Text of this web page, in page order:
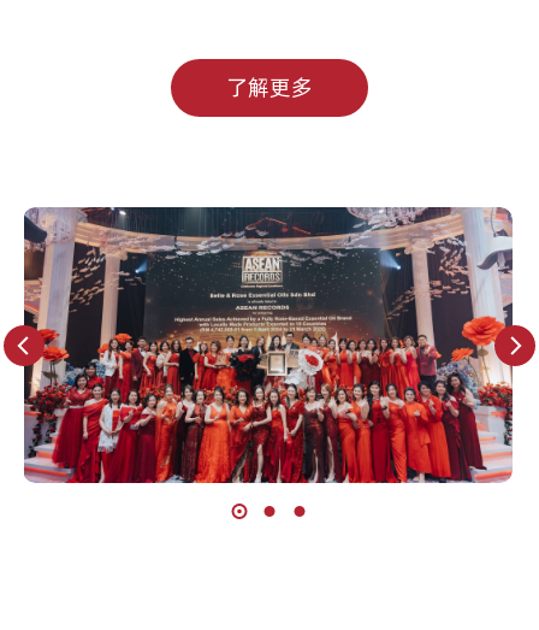
了解更多